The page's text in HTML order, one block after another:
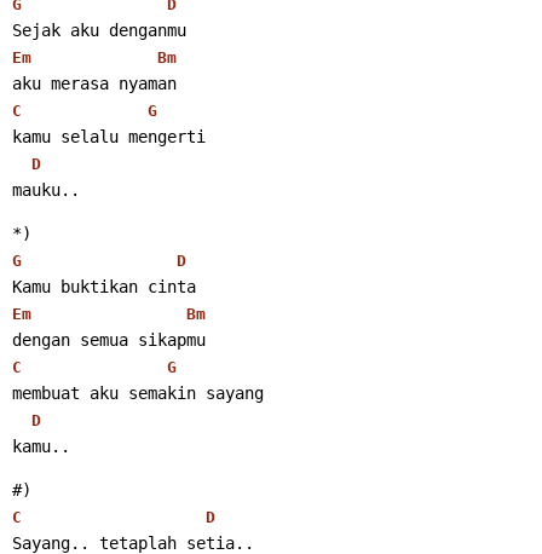
G D
Sejak aku denganmu
Em Bm
aku merasa nyaman
C G
kamu selalu mengerti
D
mauku..
*)
G D
Kamu buktikan cinta
Em Bm
dengan semua sikapmu
C G
membuat aku semakin sayang
D
kamu..
#)
C D
Sayang.. tetaplah setia..